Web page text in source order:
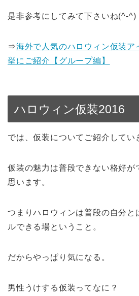
是非参考にしてみて下さいね(^-^)
⇒海外で人気のハロウィン仮装ア
挙にご紹介【グループ編】
ハロウィン仮装2016
では、仮装についてご紹介してい
仮装の魅力は普段できない格好が
思います。
つまりハロウィンは普段の自分と
ルできる場ということ。
だからやっぱり気になる。
男性うけする仮装ってなに？